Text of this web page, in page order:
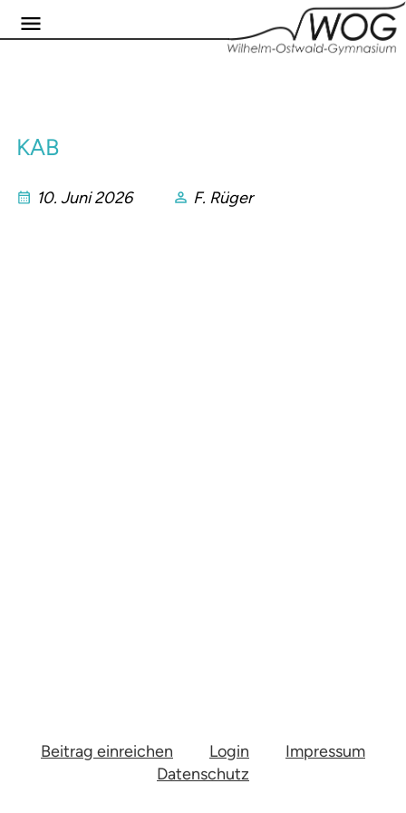
KAB
10. Juni 2026 F. Rüger
Beitrag einreichen Login
Impressum
Datenschutz